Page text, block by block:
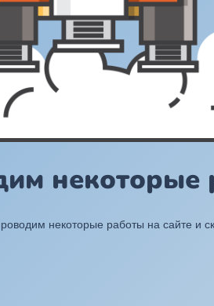
некоторые
некоторые работы на сайте и